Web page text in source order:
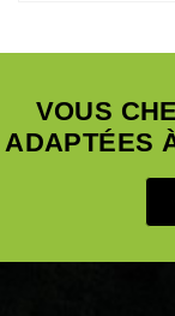
VOUS
ADAPTÉES